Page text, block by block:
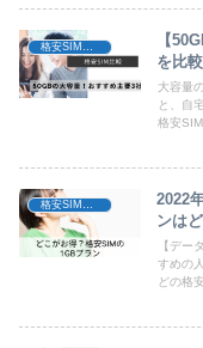
【
を比較
大容量
と、自
格安
格安SIM比較
2022
ンは
【デー
すめの
どの格